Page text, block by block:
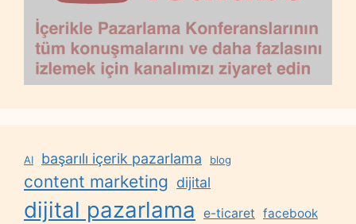
AI başarılı içerik pazarlama blog
content marketing dijital
dijital pazarlama e-ticaret facebook